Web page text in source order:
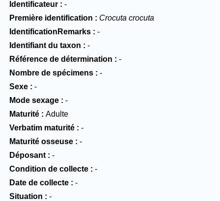
Identificateur
-
Première identification
Crocuta crocuta
IdentificationRemarks
-
Identifiant du taxon
-
Référence de détermination
-
Nombre de spécimens
-
Sexe
-
Mode sexage
-
Maturité
Adulte
Verbatim maturité
-
Maturité osseuse
-
Déposant
-
Condition de collecte
-
Date de collecte
-
Situation
-